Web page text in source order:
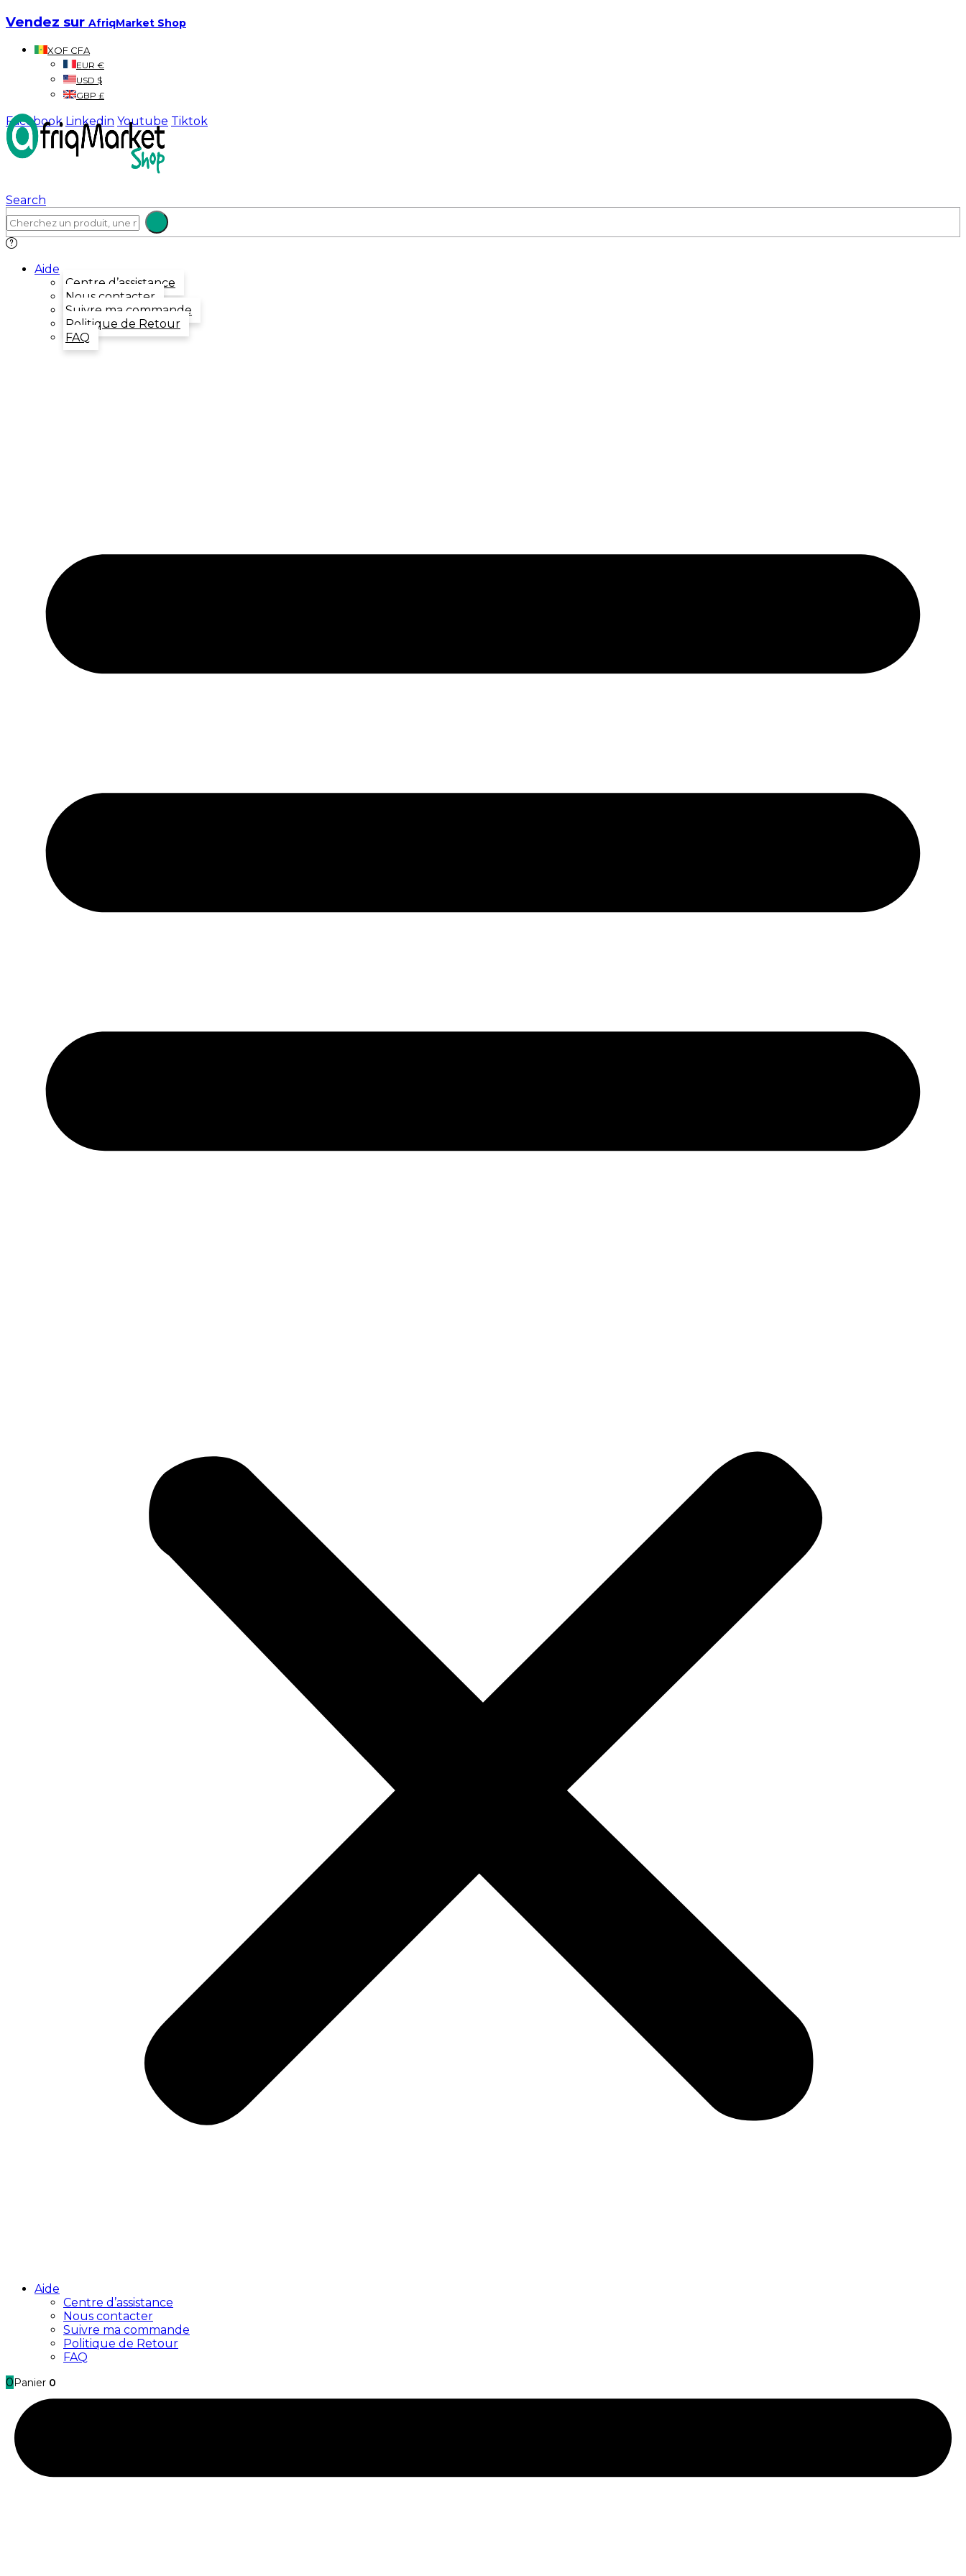
Vendez sur AfriqMarket Shop
XOF CFA
EUR €
USD $
GBP £
Facebook Linkedin Youtube Tiktok
Search
Aide
Centre d’assistance
Nous contacter
Suivre ma commande
Politique de Retour
FAQ
Aide
Centre d’assistance
Nous contacter
Suivre ma commande
Politique de Retour
FAQ
0 Panier 0